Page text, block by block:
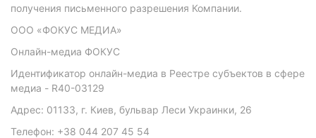
получения письменного разрешения Компании.
ООО «ФОКУС МЕДИА»
Онлайн-медиа ФОКУС
Идентификатор онлайн-медиа в Реестре субъектов в сфере
медиа - R40-03129
Адрес: 01133, г. Киев, бульвар Леси Украинки, 26
Телефон: +38 044 207 45 54